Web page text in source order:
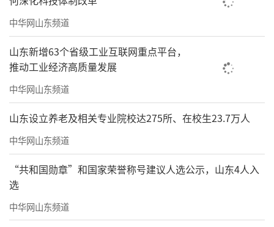
中华网山东频道
山东新增63个省级工业互联网重点平台，
推动工业经济高质量发展
中华网山东频道
山东设立养老及相关专业院校达275所、在校生23.7万人
中华网山东频道
“共和国勋章”和国家荣誉称号建议人选公示，山东4人入
选
中华网山东频道